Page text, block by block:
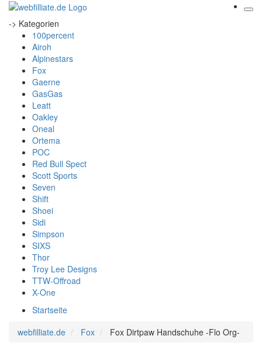
-> Kategorien
100percent
Airoh
Alpinestars
Fox
Gaerne
GasGas
Leatt
Oakley
Oneal
Ortema
POC
Red Bull Spect
Scott Sports
Seven
Shift
Shoei
Sidi
Simpson
SIXS
Thor
Troy Lee Designs
TTW-Offroad
X-One
Startseite
webfilliate.de
Fox Fox Dirtpaw Handschuhe -Flo Org-